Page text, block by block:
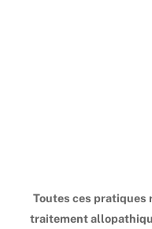
Toutes ces
traitement